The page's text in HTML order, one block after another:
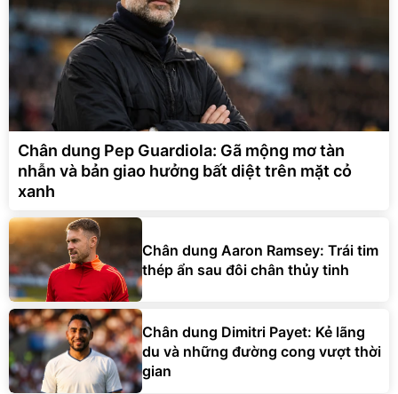
Chân dung Pep Guardiola: Gã mộng mơ tàn
nhẫn và bản giao hưởng bất diệt trên mặt cỏ
xanh
Chân dung Aaron Ramsey: Trái tim
thép ẩn sau đôi chân thủy tinh
Chân dung Dimitri Payet: Kẻ lãng
du và những đường cong vượt thời
gian